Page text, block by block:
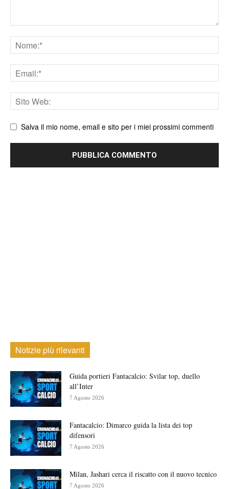
Nome
Email
Sito
web
Salva il mio nome, email e sito per i miei prossimi commenti
Notizie più rilevanti
Guida portieri Fantacalcio: Svilar top, duello
all’Inter
7 Agosto 2026
Fantacalcio: Dimarco guida la lista dei top
difensori
7 Agosto 2026
Milan, Jashari cerca il riscatto con il nuovo tecnico
7 Agosto 2026